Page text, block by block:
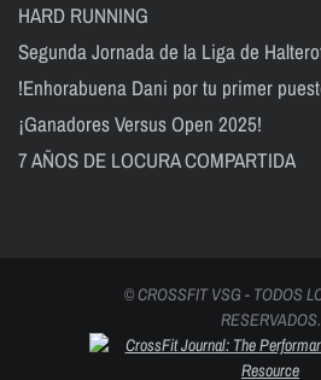
HARD RUNNING
Segunda Jornada de la Liga de
!Enhorabuena Dani por tu primer
¡Ganadores Versus Open 2025!
7 AÑOS DE LOCURA COMPARTIDA
© CROSSFIT VSG - TODOS
RESERVADOS.